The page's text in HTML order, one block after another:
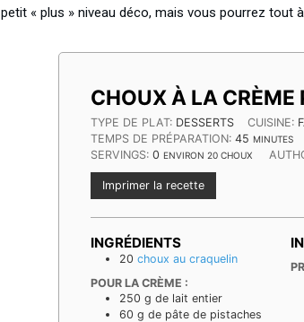
petit « plus » niveau déco, mais vous pourrez tout
CHOUX À LA CRÈME
TYPE DE PLAT: DESSERTS CUISINE:
TEMPS DE PRÉPARATION: 45 MINUTES
MINUTES
SERVINGS: 0 ENVIRON 20 CHOUX
Imprimer la recette
INGRÉDIENTS
20 choux au craquelin
POUR LA CRÈME :
250 g de lait entier
60 g de pâte de pistaches